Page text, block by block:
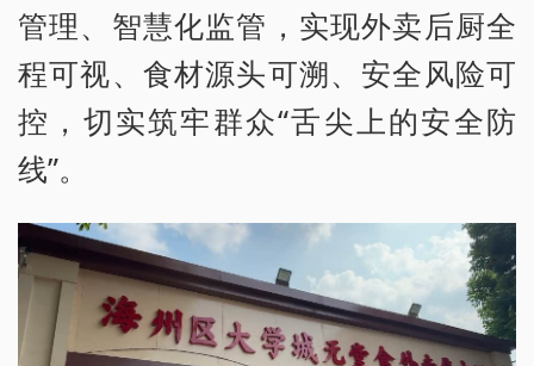
管理、智慧化监管，实现外卖后厨全
程可视、食材源头可溯、安全风险可
控，切实筑牢群众“舌尖上的安全防
线”。